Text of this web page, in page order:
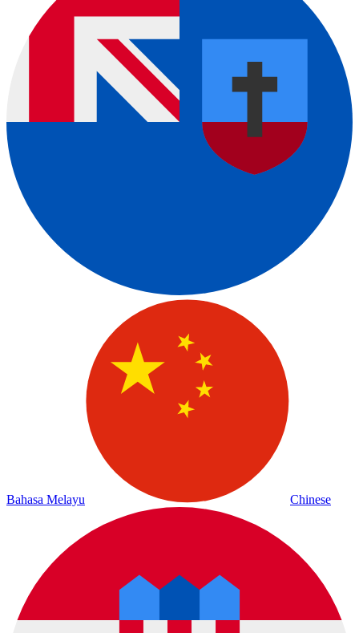
Bahasa Melayu Chinese